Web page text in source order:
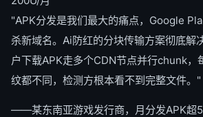
"APK分发是我们最大的痛点，Google
杀新域名。Ai防红的分块传输方案彻底
户下载APK走多个CDN节点并行chunk
纹都不同，检测方根本看不到完整文件。"
——某东南亚游戏发行商，月分发APK超